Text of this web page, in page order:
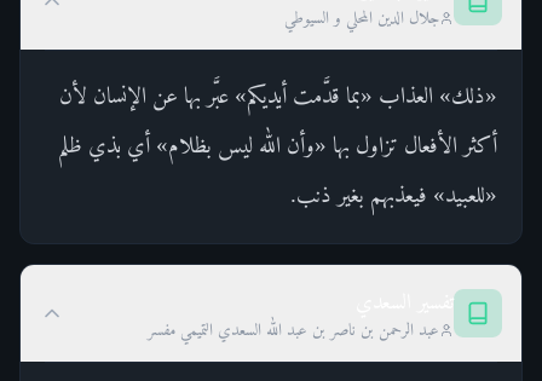
جلال الدين المحلي و السيوطي
«ذلك» العذاب «بما قدَّمت أيديكم» عبَّر بها عن الإنسان لأن
أكثر الأفعال تزاول بها «وأن الله ليس بظلام» أي بذي ظلم
«للعبيد» فيعذبهم بغير ذنب.
عبد الرحمن بن ناصر بن عبد الله السعدي التميمي مفسر